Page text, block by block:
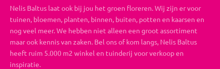
Nelis Baltus laat ook bij jou het groen floreren. Wij zijn er voor
tuinen, bloemen, planten, binnen, buiten, potten en kaarsen en
nog veel meer. We hebben niet alleen een groot assortiment
maar ook kennis van zaken. Bel ons of kom langs, Nelis Baltus
heeft ruim 5.000 m2 winkel en tuinderij voor verkoop en
inspiratie.